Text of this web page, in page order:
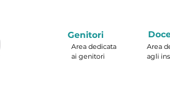
Area dedicata
ai genitori
Genitori
Area
agli